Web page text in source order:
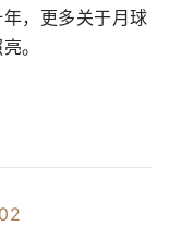
，更多关于月球
。